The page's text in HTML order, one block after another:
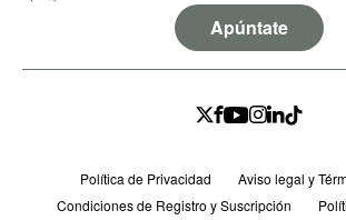
Apúntate
Política de Privacidad
Aviso legal y
Condiciones de Registro y Suscripción